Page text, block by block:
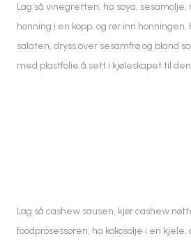
Lag så vinegretten, ha soya, sesamolje,
honning i en kopp, og rør inn
salaten, dryss over sesamfrø og bland
med plastfolie å sett i kjøleskapet til
Lag så cashew sausen, kjør cashew
foodprosessoren, ha kokosolje i en kjele,